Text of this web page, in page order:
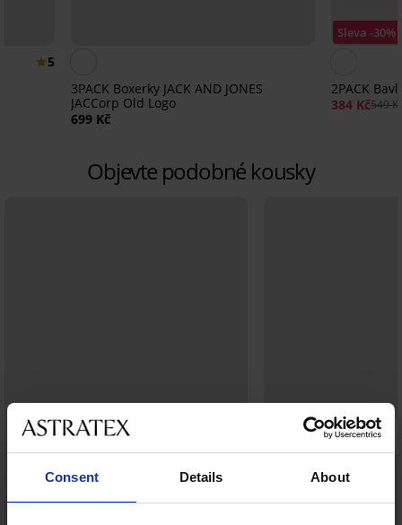
Consent Details About
5
3PACK Boxerky JACK AND JONES
JACCorp Old Logo
699 Kč
Sleva -30%
2PACK
384 Kč549
Objevte podobné kousky